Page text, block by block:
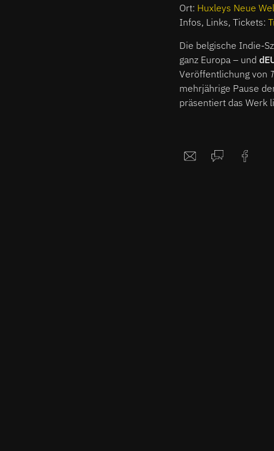
Ort: Huxleys Neue
Infos, Links, Tickets:
Die belgische Indie-
ganz Europa – und
Veröffentlichung von
mehrjährige Pause
präsentiert das Werk